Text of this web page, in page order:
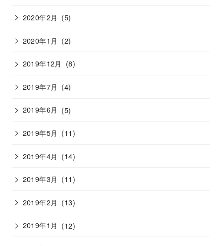
2020年2月 (5)
2020年1月 (2)
2019年12月 (8)
2019年7月 (4)
2019年6月 (5)
2019年5月 (11)
2019年4月 (14)
2019年3月 (11)
2019年2月 (13)
2019年1月 (12)